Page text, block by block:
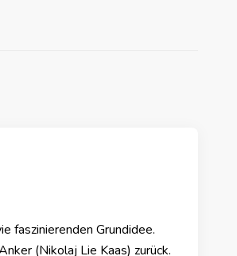
faszinierenden Grundidee.
(Nikolaj Lie Kaas) zurück.